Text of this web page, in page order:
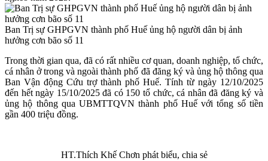
Ban Trị sự GHPGVN thành phố Huế ủng hộ người dân bị ảnh
hưởng cơn bão số 11
Trong thời gian qua, đã có rất nhiều cơ quan, doanh nghiệp, tổ chức,
cá nhân ở trong và ngoài thành phố đã đăng ký và ủng hộ thông qua
Ban Vận động Cứu trợ thành phố Huế. Tính từ ngày 12/10/2025
đến hết ngày 15/10/2025 đã có 150 tổ chức, cá nhân đã đăng ký và
ủng hộ thông qua UBMTTQVN thành phố Huế với tổng số tiền
gần 400 triệu đồng.
HT.Thích Khế Chơn phát biểu, chia sẻ